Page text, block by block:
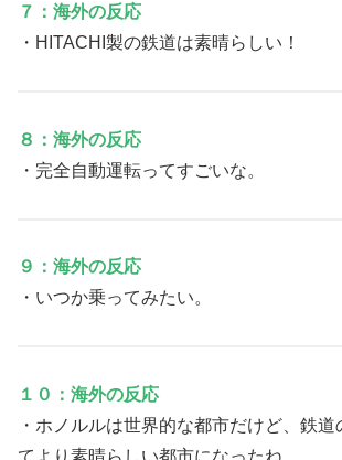
７：海外の反応
・HITACHI製の鉄道は素晴らしい！
８：海外の反応
・完全自動運転ってすごいな。
９：海外の反応
・いつか乗ってみたい。
１０：海外の反応
・ホノルルは世界的な都市だけど、鉄道
てより素晴らしい都市になったね。